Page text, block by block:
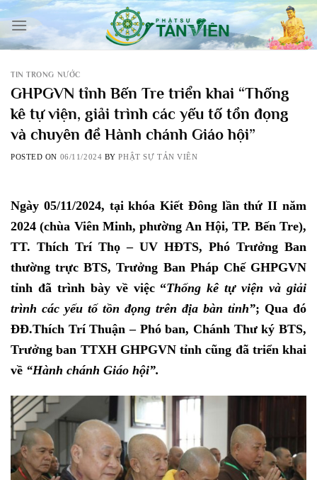
Skip
content
TIN TRONG NƯỚC
GHPGVN tỉnh Bến Tre triển khai “Thống
kê tự viện, giải trình các yếu tố tồn đọng
và chuyên đề Hành chánh Giáo hội”
POSTED ON 06/11/2024 BYPHẬT SỰ TẢN VIÊN
Ngày 05/11/2024, tại khóa Kiết Đông lần thứ II năm
2024 (chùa Viên Minh, phường An Hội, TP. Bến Tre),
TT. Thích Trí Thọ – UV HĐTS, Phó Trưởng Ban
thường trực BTS, Trưởng Ban Pháp Chế GHPGVN
tỉnh đã trình bày về việc “Thống kê tự viện và giải
trình các yếu tố tồn đọng trên địa bàn tỉnh”; Qua đó
ĐĐ.Thích Trí Thuận – Phó ban, Chánh Thư ký BTS,
Trưởng ban TTXH GHPGVN tỉnh cũng đã triển khai
về “Hành chánh Giáo hội”.